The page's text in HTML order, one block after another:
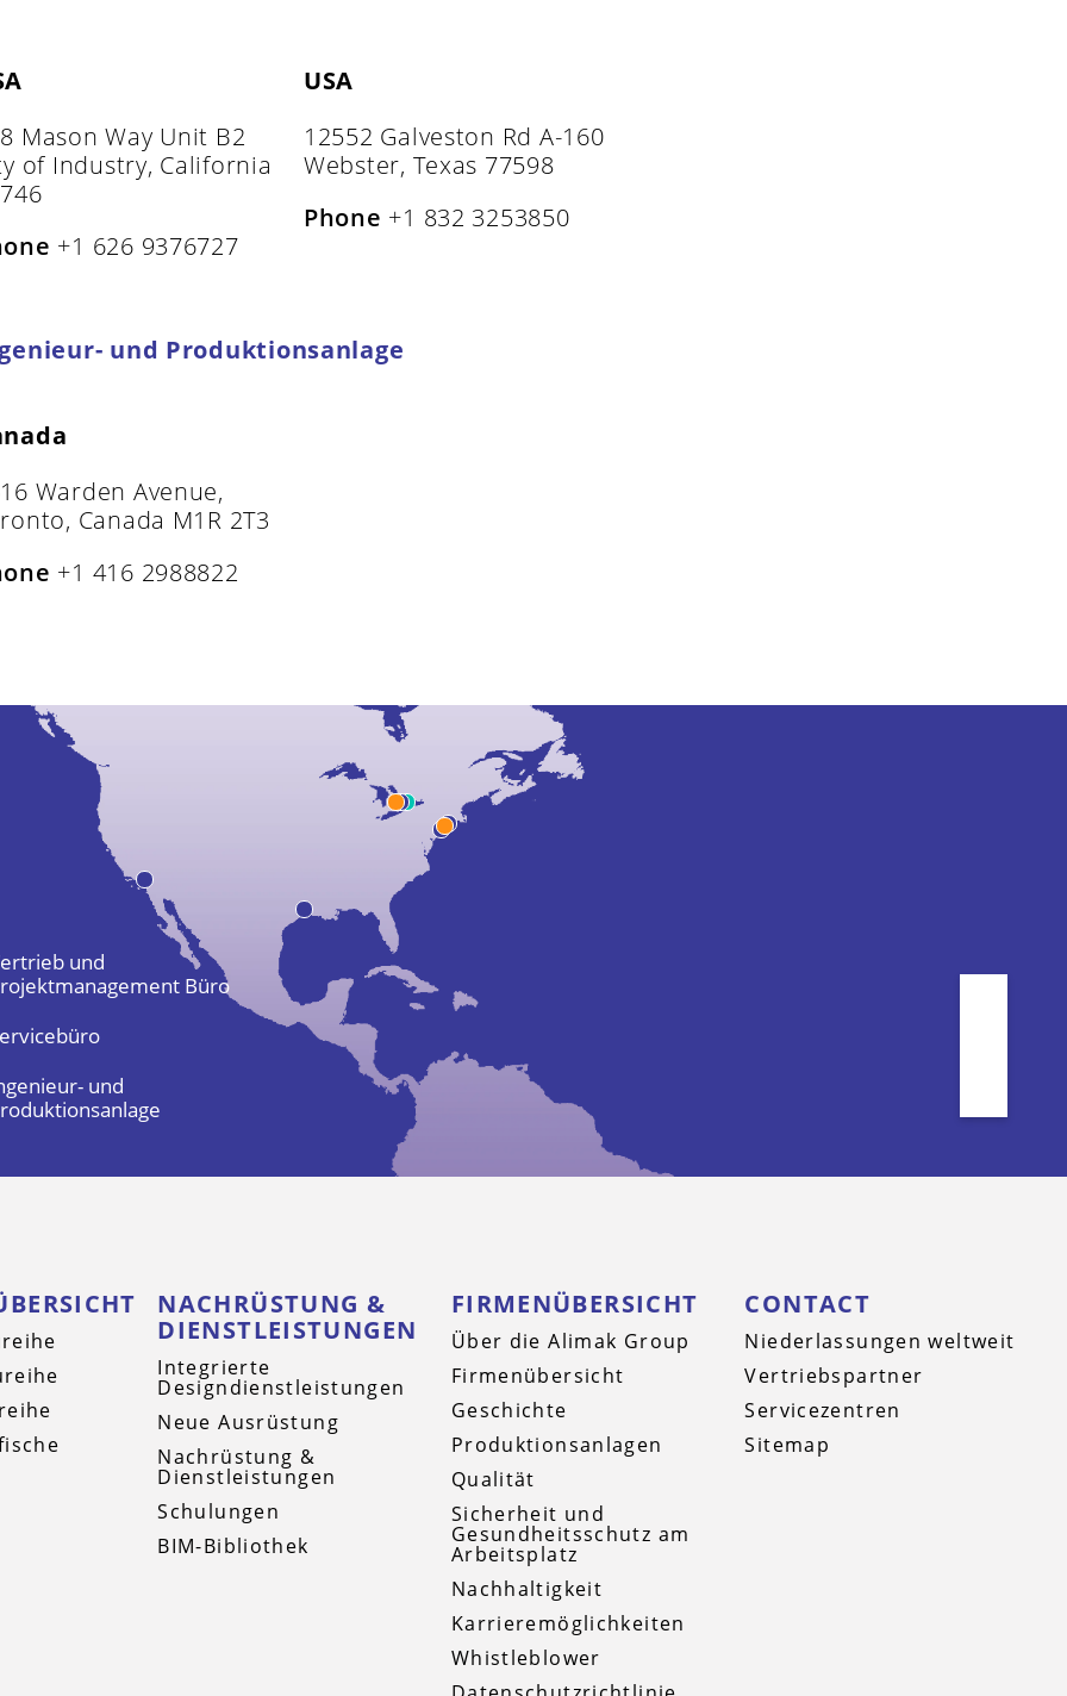
Mason Way Unit B2
of Industry, California
+1 626 9376727
USA
12552 Galveston Rd A-160
Webster, Texas 77598
Phone +1 832 3253850
und Produktionsanlage
Warden Avenue,
Canada M1R 2T3
+1 416 2988822
und
Büro
und
NACHRÜSTUNG &
DIENSTLEISTUNGEN
Integrierte
Designdienstleistungen
Neue Ausrüstung
Nachrüstung &
Dienstleistungen
Schulungen
BIM-Bibliothek
FIRMENÜBERSICHT
Über die Alimak Group
Firmenübersicht
Geschichte
Produktionsanlagen
Qualität
Sicherheit und
Gesundheitsschutz am
Arbeitsplatz
Nachhaltigkeit
Karrieremöglichkeiten
Whistleblower
CONTACT
Niederlassungen weltweit
Vertriebspartner
Servicezentren
Sitemap